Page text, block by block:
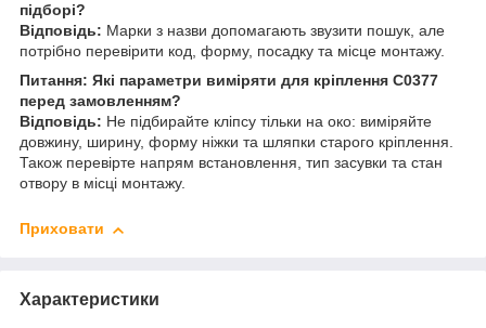
підборі?
Відповідь: Марки з назви допомагають звузити пошук, але
потрібно перевірити код, форму, посадку та місце монтажу.
Питання: Які параметри виміряти для кріплення C0377
перед замовленням?
Відповідь: Не підбирайте кліпсу тільки на око: виміряйте
довжину, ширину, форму ніжки та шляпки старого кріплення.
Також перевірте напрям встановлення, тип засувки та стан
отвору в місці монтажу.
Приховати
Характеристики